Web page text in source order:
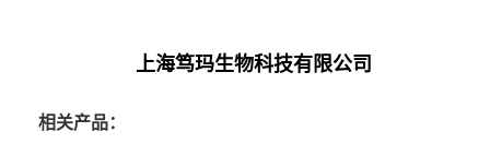
上海笃玛生物科技有限公司
相关产品：